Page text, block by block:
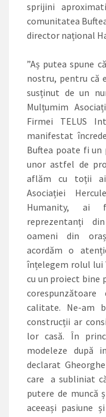
sprijini
comunitatea
director național
”Aș putea spune
nostru, pentru că
susținut de un
Mulțumim
Firmei ­TELUS
manifestat
Buftea poate fi un
unor astfel de
aflăm cu toții
Asociației
Humanity, ai
reprezentanți
oameni din
acordăm o
înțelegem rolul lui
cu un proiect bine
calitate. Ne-am
construcții ar
lor casă. În
modeleze după
declarat
care a subliniat
putere de muncă
aceeași pasiune